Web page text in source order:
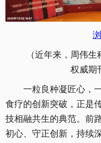
（近年来，周伟
权威期
一粒良种凝匠心，
食疗的创新突破，正是
技相融共生的典范。前
初心、守正创新，持续